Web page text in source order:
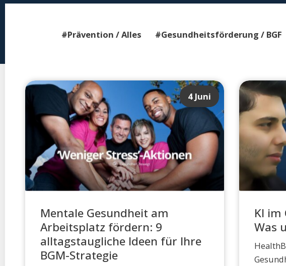
#Prävention / Alles #Gesundheitsförderung / BGF
4 Juni
Mentale Gesundheit am
Arbeitsplatz fördern: 9
alltagstaugliche Ideen für Ihre
BGM-Strategie
KI im
Was